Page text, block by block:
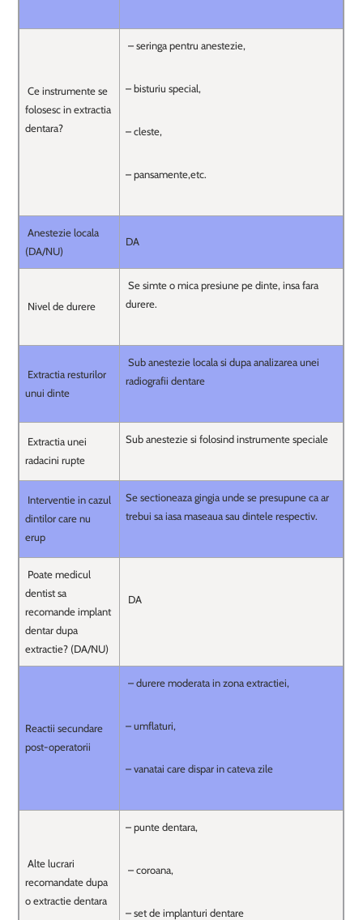
Ce instrumente se
folosesc in extractia
dentara?
– seringa pentru anestezie,
– bisturiu special,
– cleste,
– pansamente,etc.
Anestezie locala
(DA/NU)
DA
Nivel de durere
Se simte o mica presiune pe dinte, insa fara
durere.
Extractia resturilor
unui dinte
Sub anestezie locala si dupa analizarea unei
radiografii dentare
Extractia unei
radacini rupte
Sub anestezie si folosind instrumente speciale
Interventie in cazul
dintilor care nu
erup
Se sectioneaza gingia unde se presupune ca ar
trebui sa iasa maseaua sau dintele respectiv.
Poate medicul
dentist sa
recomande implant
dentar dupa
extractie? (DA/NU)
DA
Reactii secundare
post-operatorii
– durere moderata in zona extractiei,
– umflaturi,
– vanatai care dispar in cateva zile
Alte lucrari
recomandate dupa
o extractie dentara
– punte dentara,
– coroana,
– set de implanturi dentare